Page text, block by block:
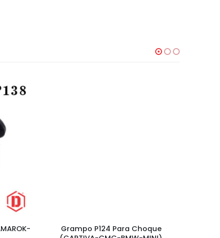
Grampo P124 Para Choque